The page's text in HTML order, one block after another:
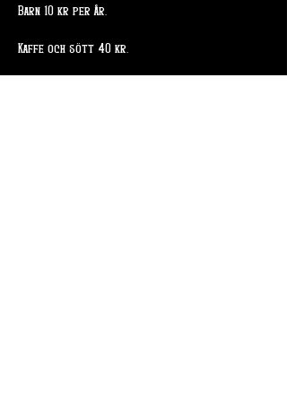
Barn 10 kr per år.
Kaffe och sött 40 kr.